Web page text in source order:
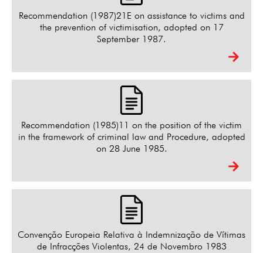
Recommendation (1987)21E on assistance to victims and
the prevention of victimisation, adopted on 17
September 1987.
Recommendation (1985)11 on the position of the victim
in the framework of criminal law and Procedure, adopted
on 28 June 1985.
Convenção Europeia Relativa à Indemnização de Vítimas
de Infracções Violentas, 24 de Novembro 1983